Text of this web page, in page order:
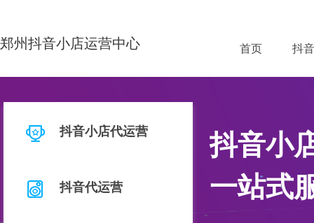
抖音小店代运营
抖音代运营
郑州抖音小店运营中心
抖音小
一站式
首页 抖